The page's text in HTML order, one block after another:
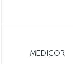
MEDICOR